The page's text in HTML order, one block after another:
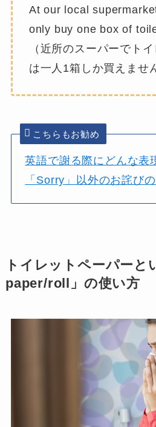
At our local
only buy one box of
（近所のスーパーでト
は一人1箱しか買えませ
こちらもお勧め
英語で謝る際にどんな表
「Sorry」以外のお詫び
トイレットペーパーと
paper/roll」の使い方